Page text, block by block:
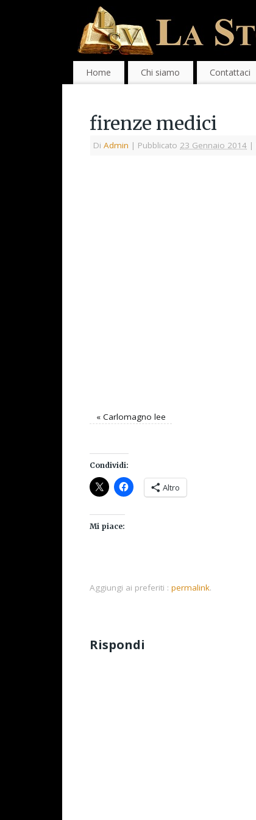
Home Chi siamo Contattaci
firenze medici
Di Admin | Pubblicato 23 Gennaio 2014 |
« Carlomagno lee
Condividi:
Altro
Mi piace:
Aggiungi ai preferiti : permalink.
Rispondi